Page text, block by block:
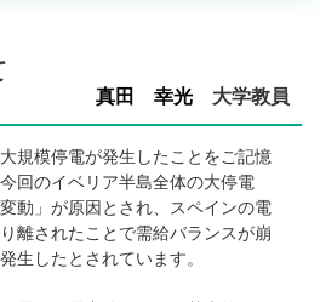
真田 幸光 大学教員
規模停電が発生したことをご記憶
回のイベリア半島全体の大停電
動」が原因とされ、スペインの電
離されたことで需給バランスが崩
生したとされています。